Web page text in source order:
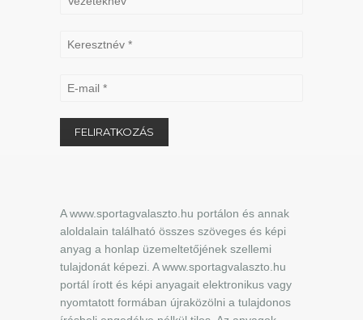
A www.sportagvalaszto.hu portálon és annak
aloldalain található összes szöveges és képi
anyag a honlap üzemeltetőjének szellemi
tulajdonát képezi. A www.sportagvalaszto.hu
portál írott és képi anyagait elektronikus vagy
nyomtatott formában újraközölni a tulajdonos